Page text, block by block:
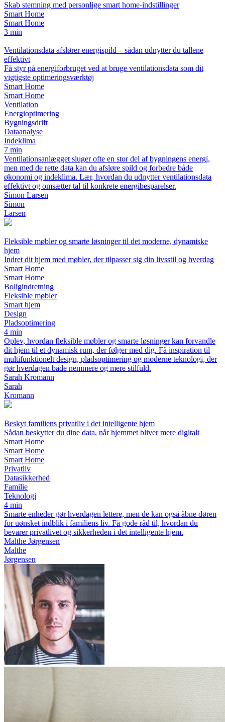
Skab stemning med personlige smart home-indstillinger
Smart Home
Smart Home
3 min
Ventilationsdata afslører energispild – sådan udnytter du tallene
effektivt
Få styr på energiforbruget ved at bruge ventilationsdata som dit
vigtigste optimeringsværktøj
Smart Home
Smart Home
Ventilation
Energioptimering
Bygningsdrift
Dataanalyse
Indeklima
7 min
Ventilationsanlægget sluger ofte en stor del af bygningens energi,
men med de rette data kan du afsløre spild og forbedre både
økonomi og indeklima. Lær, hvordan du udnytter ventilationsdata
effektivt og omsætter tal til konkrete energibesparelser.
Simon Larsen
Simon
Larsen
Fleksible møbler og smarte løsninger til det moderne, dynamiske
hjem
Indret dit hjem med møbler, der tilpasser sig din livsstil og hverdag
Smart Home
Smart Home
Boligindretning
Fleksible møbler
Smart hjem
Design
Pladsoptimering
4 min
Oplev, hvordan fleksible møbler og smarte løsninger kan forvandle
dit hjem til et dynamisk rum, der følger med dig. Få inspiration til
multifunktionelt design, pladsoptimering og moderne teknologi, der
gør hverdagen både nemmere og mere stilfuld.
Sarah Kromann
Sarah
Kromann
Beskyt familiens privatliv i det intelligente hjem
Sådan beskytter du dine data, når hjemmet bliver mere digitalt
Smart Home
Smart Home
Smart Home
Privatliv
Datasikkerhed
Familie
Teknologi
4 min
Smarte enheder gør hverdagen lettere, men de kan også åbne døren
for uønsket indblik i familiens liv. Få gode råd til, hvordan du
bevarer privatlivet og sikkerheden i det intelligente hjem.
Malthe Jørgensen
Malthe
Jørgensen